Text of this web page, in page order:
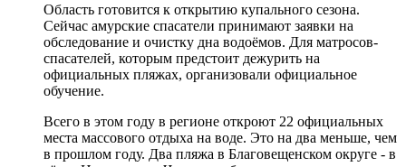
Область готовится к открытию купального сезона.
Сейчас амурские спасатели принимают заявки на
обследование и очистку дна водоёмов. Для матросов-
спасателей, которым предстоит дежурить на
официальных пляжах, организовали официальное
обучение.
Всего в этом году в регионе откроют 22 официальных
места массового отдыха на воде. Это на два меньше, чем
в прошлом году. Два пляжа в Благовещенском округе - в